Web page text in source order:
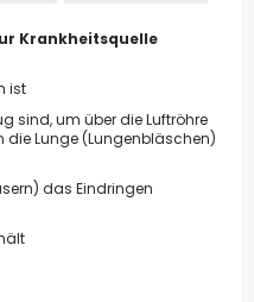
Krankheitsquelle
ist
sind, um über die Luftröhre
die Lunge (Lungenbläschen)
das Eindringen